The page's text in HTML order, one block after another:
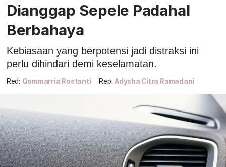
Dianggap Sepele Padahal
Berbahaya
Kebiasaan yang berpotensi jadi distraksi ini
perlu dihindari demi keselamatan.
Red: Qommarria Rostanti Rep: Adysha Citra Ramadani